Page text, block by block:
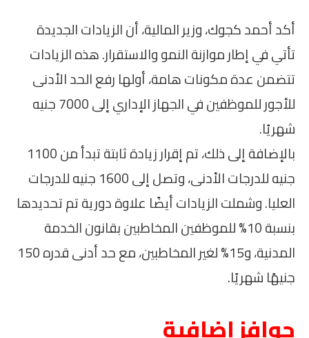
أكد أحمد كجوك، وزير المالية، أن الزيادات الجديدة
تأتي في إطار موازنة النمو والاستقرار. هذه الزيادات
تتضمن عدة مكونات هامة، أولها رفع الحد الأدنى
للأجور للموظفين في الجهاز الإداري إلى 7000 جنيه
شهريًا.
بالإضافة إلى ذلك، تم إقرار زيادة ثابتة تبدأ من 1100
جنيه للدرجات الأدنى، وتصل إلى 1600 جنيه للدرجات
العليا. وشملت الزيادات أيضًا علاوة دورية تم تحديدها
بنسبة 10% للموظفين المخاطبين بقانون الخدمة
المدنية، و15% لغير المخاطبين، مع حد أدنى قدره 150
جنيهًا شهريًا.
حوافز إضافية